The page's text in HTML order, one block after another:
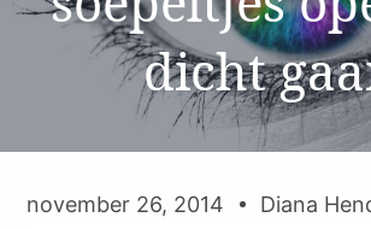
dicht
november 26, 2014 Diana